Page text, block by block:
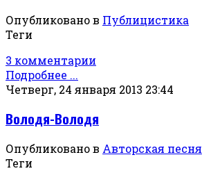
Опубликовано в Публицистика
Теги
3 комментарии
Подробнее ...
Четверг, 24 января 2013 23:44
Володя-Володя
Опубликовано в Авторская песня
Теги